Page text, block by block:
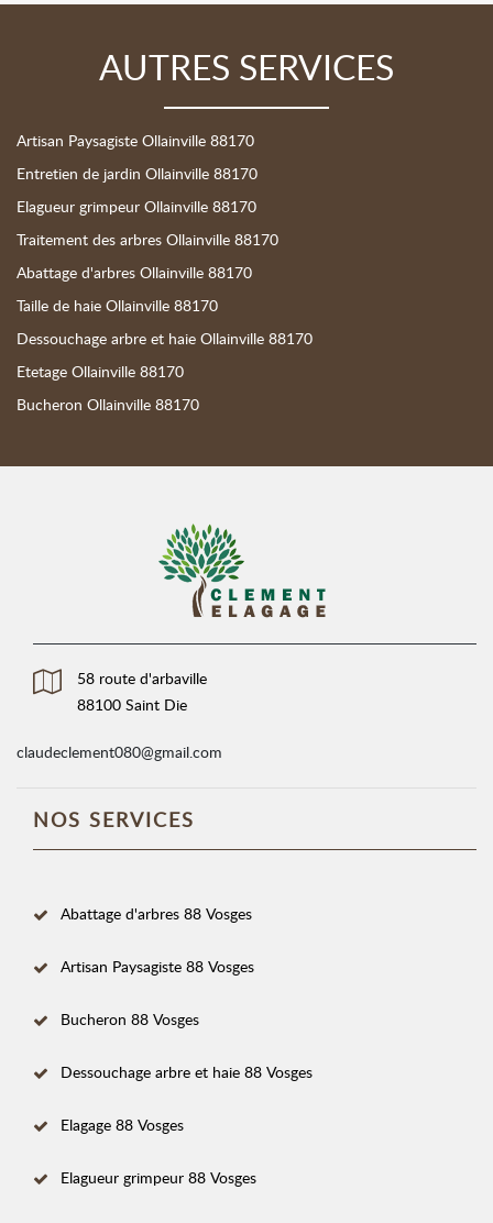
AUTRES SERVICES
Artisan Paysagiste Ollainville 88170
Entretien de jardin Ollainville 88170
Elagueur grimpeur Ollainville 88170
Traitement des arbres Ollainville 88170
Abattage d'arbres Ollainville 88170
Taille de haie Ollainville 88170
Dessouchage arbre et haie Ollainville 88170
Etetage Ollainville 88170
Bucheron Ollainville 88170
58 route d'arbaville
88100 Saint Die
claudeclement080@gmail.com
NOS SERVICES
Abattage d'arbres 88 Vosges
Artisan Paysagiste 88 Vosges
Bucheron 88 Vosges
Dessouchage arbre et haie 88 Vosges
Elagage 88 Vosges
Elagueur grimpeur 88 Vosges